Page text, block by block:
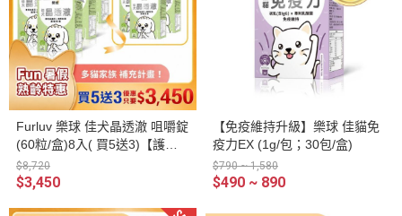
Furluv 樂球 佳犬晶透澈 咀嚼錠
(60粒/盒)8入( 買5送3)【護眼
保健 維持晶亮有神】
$8,720
$3,450
【免疫維持升級】樂球 佳貓免
疫力EX (1g/包；30包/盒)
$790 ~ 1,580
$490 ~ 890